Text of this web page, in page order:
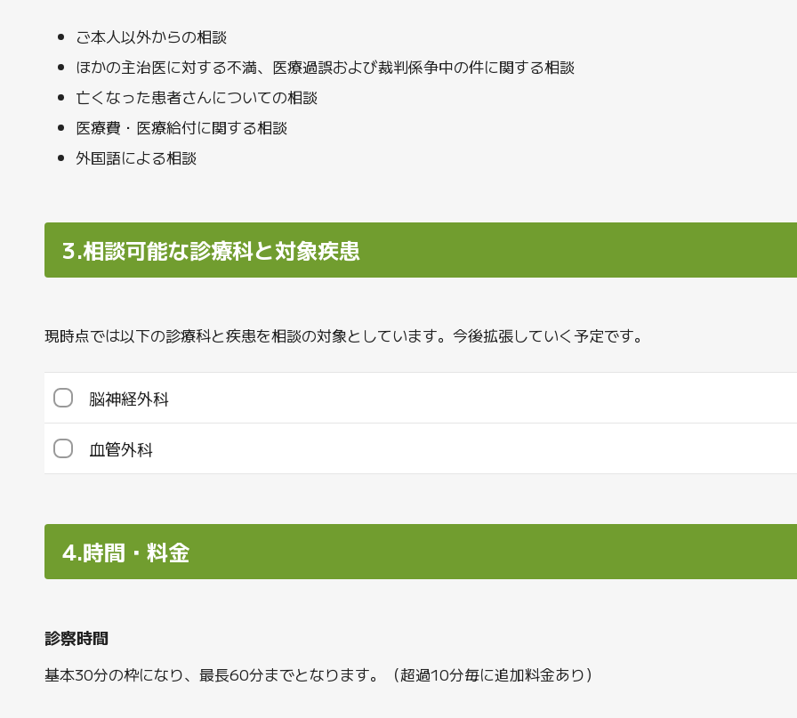
ご本人以外からの相談
ほかの主治医に対する不満、医療過誤および裁判係争中の件に関する相談
亡くなった患者さんについての相談
医療費・医療給付に関する相談
外国語による相談
3.相談可能な診療科と対象疾患
現時点では以下の診療科と疾患を相談の対象としています。今後拡張していく予定です。
脳神経外科
血管外科
診察日 時間
4.時間・料金
診察時間
基本30分の枠になり、最長60分までとなります。（超過10分毎に追加料金あり）